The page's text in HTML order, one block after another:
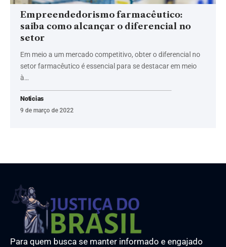
Empreendedorismo farmacêutico:
saiba como alcançar o diferencial no
setor
Em meio a um mercado competitivo, obter o diferencial no
setor farmacêutico é essencial para se destacar em meio
à…
Noticias
9 de março de 2022
Para quem busca se manter informado e engajado